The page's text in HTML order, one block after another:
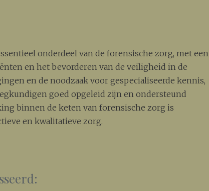
onderdeel van de forensische zorg, met een
en het bevorderen van de veiligheid in de
en de noodzaak voor gespecialiseerde kennis,
goed opgeleid zijn en ondersteund
binnen de keten van forensische zorg is
en kwalitatieve zorg.